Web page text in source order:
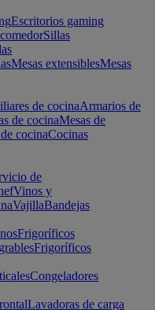
Escritorios gaming
Sillas
Mesas extensiblesMesas
de cocinaArmarios de
de cocinaMesas de
cocinaCocinas
de
Vinos y
VajillaBandejas
Frigoríficos
Frigoríficos
Congeladores
Lavadoras de carga